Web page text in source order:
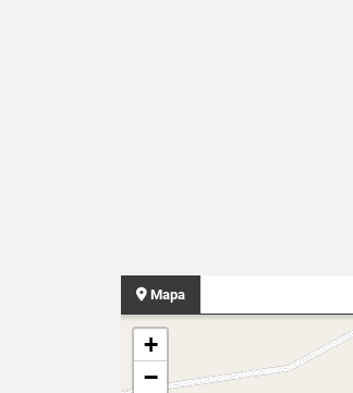
Mapa
+
−